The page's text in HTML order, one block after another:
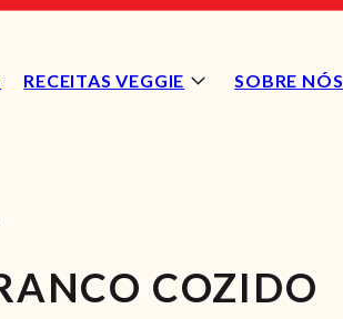
RECEITAS VEGGIE SOBRE NÓS
COZIDO